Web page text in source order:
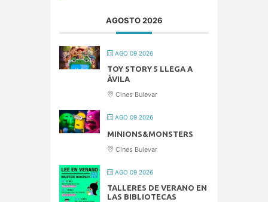
AGOSTO 2026
AGO 09 2026
TOY STORY 5 LLEGA A
ÁVILA
Cines Bulevar
AGO 09 2026
MINIONS&MONSTERS
Cines Bulevar
AGO 09 2026
TALLERES DE VERANO EN
LAS BIBLIOTECAS